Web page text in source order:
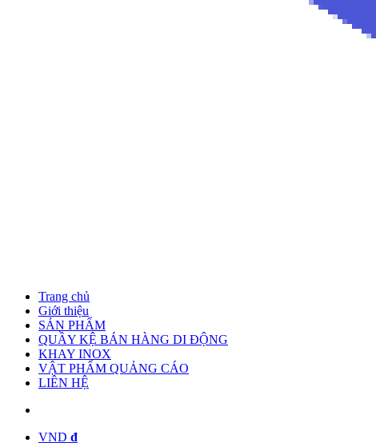
Trang chủ
Giới thiệu
SẢN PHẨM
QUẦY KỆ BÁN HÀNG DI ĐỘNG
KHAY INOX
VẬT PHẨM QUẢNG CÁO
LIÊN HỆ
VND đ